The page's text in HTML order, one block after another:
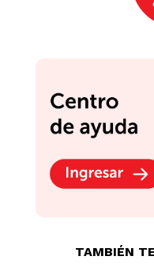
TAMBIÉN